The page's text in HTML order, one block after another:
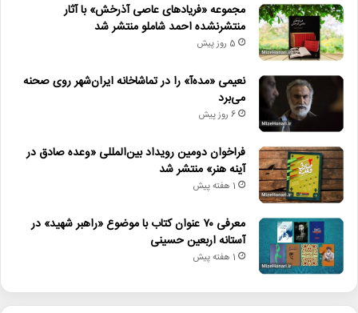
مجموعه «فریادهای عاصی آذرخش» با آثار
منتشرنشده احمد شاملو منتشر شد
5 روز پیش
نعیمی «مده‌آ» را در تماشاخانه ایران‌شهر روی صحنه
می‌برد
6 روز پیش
فراخوان دومین رویداد بین‌المللی «وعده صادق در
آینه هنر» منتشر شد
1 هفته پیش
معرفی ۷۰ عنوان کتاب با موضوع «راهبر شهید» در
آستانه اربعین حسینی
1 هفته پیش